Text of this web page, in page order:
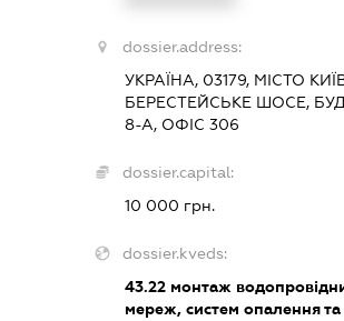
dossier.address:
УКРАЇНА, 03179, МІСТО
БЕРЕСТЕЙСЬКЕ ШОСЕ,
8-А, ОФІС 306
dossier.capital:
10 000 грн.
dossier.kveds:
43.22 монтаж
мереж, систем опалення та